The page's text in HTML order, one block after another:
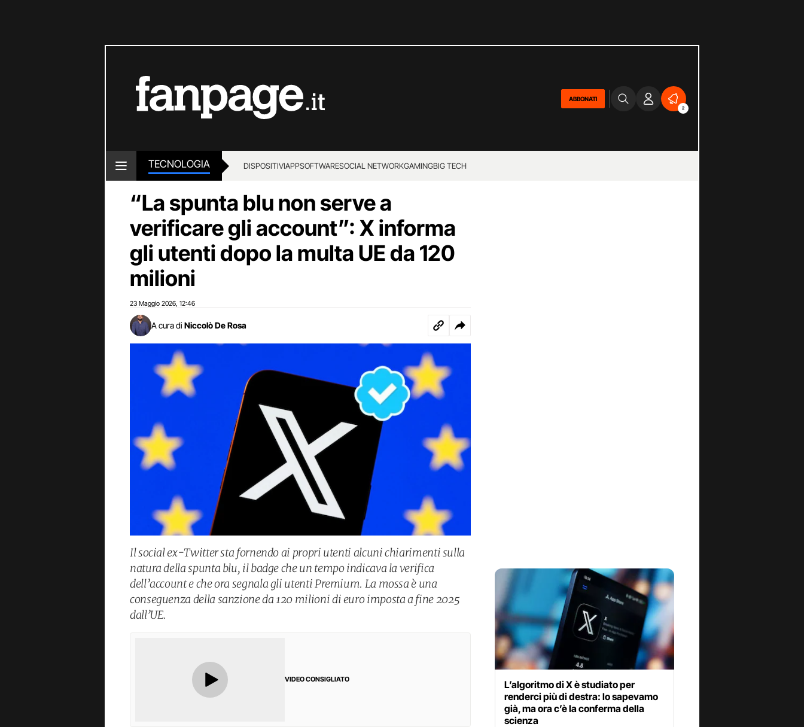
ABBONATI
2
TECNOLOGIA DISPOSITIVIAPPSOFTWARESOCIAL NETWORKGAMINGBIG TECH
“La spunta blu non serve a
verificare gli account”: X informa
gli utenti dopo la multa UE da 120
milioni
23 Maggio 2026 12:46
A cura di Niccolò De Rosa
Il social ex-Twitter sta fornendo ai propri utenti alcuni chiarimenti sulla
natura della spunta blu, il badge che un tempo indicava la verifica
dell’account e che ora segnala gli utenti Premium. La mossa è una
conseguenza della sanzione da 120 milioni di euro imposta a fine 2025
dall’UE.
VIDEO CONSIGLIATO
L’algoritmo di X è studiato per
renderci più di destra: lo sapevamo
già, ma ora c’è la conferma della
scienza